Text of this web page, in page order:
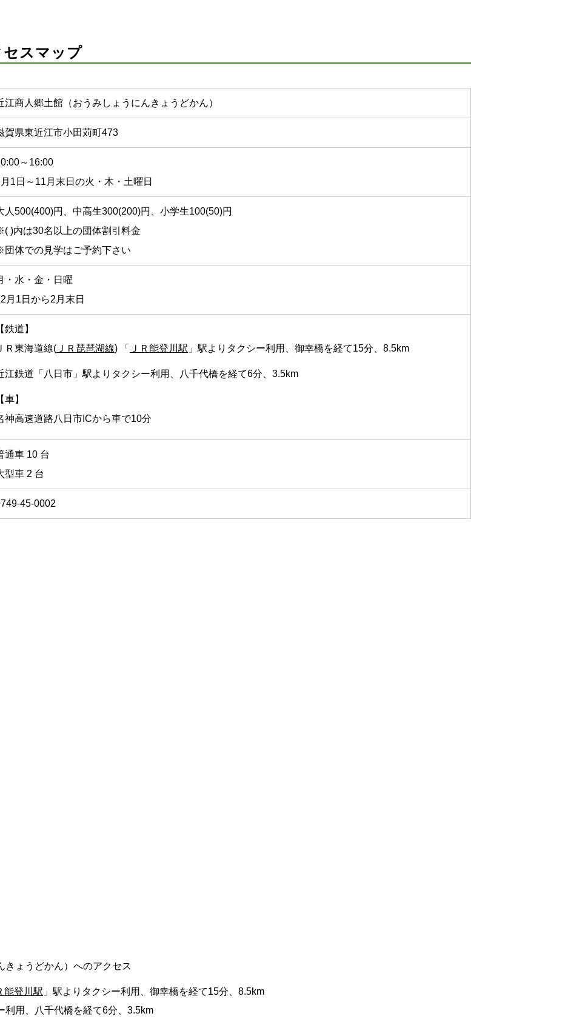
セスマップ
江商人郷土館（おうみしょうにんきょうどかん）
賀県東近江市小田苅町473
～16:00
1日～11月末日の火・木・土曜日
人500(400)円、中高生300(200)円、小学生100(50)円
)内は30名以上の団体割引料金
団体での見学はご予約下さい
・水・金・日曜
月1日から2月末日
【鉄道】
ＪＲ東海道線( ＪＲ琵琶湖線) 「 ＪＲ能登川駅 」駅よりタクシー利用、御幸橋を経て15分、8.5km
江鉄道「八日市」駅よりタクシー利用、八千代橋を経て6分、3.5km
【車】
神高速道路八日市ICから車で10分
通車 10 台
型車 2 台
45-0002
きょうどかん）へのアクセス
能登川駅 」駅よりタクシー利用、御幸橋を経て15分、8.5km
利用、八千代橋を経て6分、3.5km